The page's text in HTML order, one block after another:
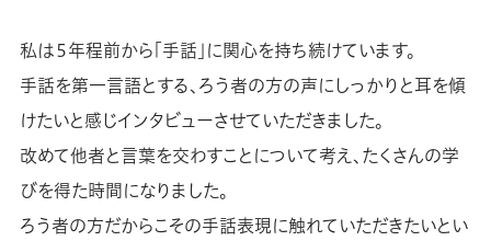
私は５年程前から「手話」に関心を持ち続けています。
手話を第一言語とする、ろう者の方の声にしっかりと耳を傾
けたいと感じインタビューさせていただきました。
改めて他者と言葉を交わすことについて考え、たくさんの学
びを得た時間になりました。
ろう者の方だからこその手話表現に触れていただきたいとい